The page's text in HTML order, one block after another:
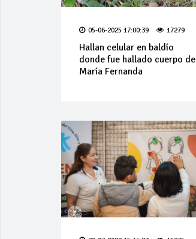
05-06-2025 17:00:39 17279
Hallan celular en baldío
donde fue hallado cuerpo de
María Fernanda